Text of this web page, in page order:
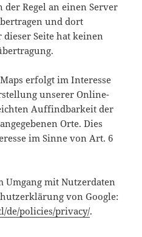
Regel an einen Server
und dort
Seite hat keinen
erfolgt im Interesse
unserer Online-
Auffindbarkeit der
Orte. Dies
im Sinne von Art. 6
mit Nutzerdaten
von Google:
de/policies/privacy/.